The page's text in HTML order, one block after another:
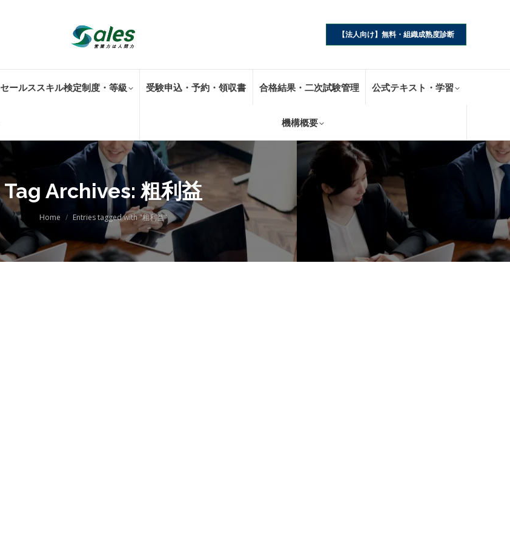
【法人向け】無料・組織成熟度診断
セールススキル検定制度・等級 受験申込・予約・領収書 合格結果・二次試験管理 公式テキスト・学習
機構概要
Tag Archives:粗利益
Home Entries tagged with "粗利益"